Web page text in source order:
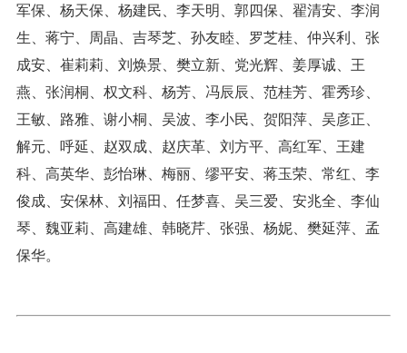
军保、杨天保、杨建民、李天明、郭四保、翟清安、李润
生、蒋宁、周晶、吉琴芝、孙友睦、罗芝桂、仲兴利、张
成安、崔莉莉、刘焕景、樊立新、党光辉、姜厚诚、王
燕、张润桐、权文科、杨芳、冯辰辰、范桂芳、霍秀珍、
王敏、路雅、谢小桐、吴波、李小民、贺阳萍、吴彦正、
解元、呼延、赵双成、赵庆革、刘方平、高红军、王建
科、高英华、彭怡琳、梅丽、缪平安、蒋玉荣、常红、李
俊成、安保林、刘福田、任梦喜、吴三爱、安兆全、李仙
琴、魏亚莉、高建雄、韩晓芹、张强、杨妮、樊延萍、孟
保华。